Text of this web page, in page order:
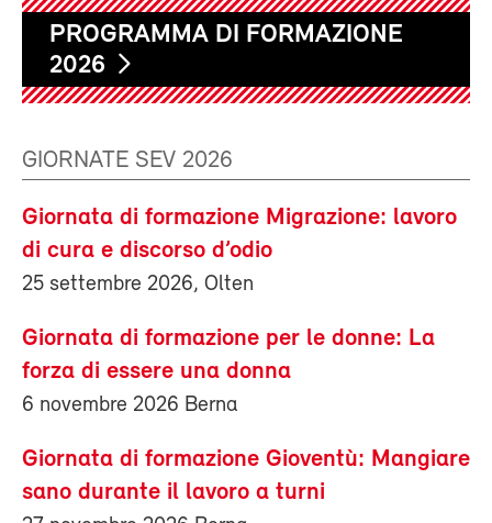
PROGRAMMA DI FORMAZIONE
2026
GIORNATE SEV 2026
Giornata di formazione Migrazione: lavoro
di cura e discorso d’odio
25 settembre 2026, Olten
Giornata di formazione per le donne: La
forza di essere una donna
6 novembre 2026 Berna
Giornata di formazione Gioventù: Mangiare
sano durante il lavoro a turni